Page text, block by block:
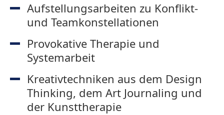
Aufstellungsarbeiten zu Konflikt-
und Teamkonstellationen
Provokative Therapie und
Systemarbeit
Kreativtechniken aus dem Design
Thinking, dem Art Journaling und
der Kunsttherapie